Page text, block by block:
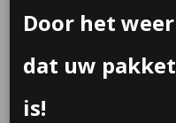
Door het
dat uw
is!